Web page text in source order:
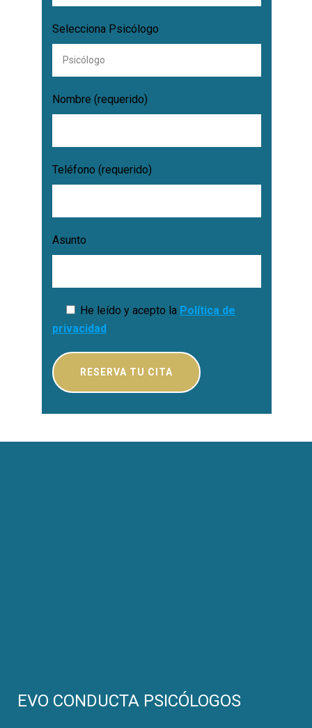
Selecciona Psicólogo
Nombre (requerido)
Teléfono (requerido)
Asunto
He leído y acepto la Política de
privacidad
EVO CONDUCTA PSICÓLOGOS